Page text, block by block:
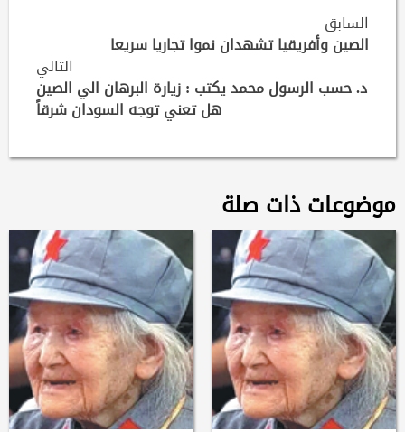
Continue
Reading
السابق
الصين وأفريقيا تشهدان نموا تجاريا سريعا
التالي
د. حسب الرسول محمد يكتب : زيارة البرهان الي الصين
هل تعني توجه السودان شرقاً
موضوعات ذات صلة